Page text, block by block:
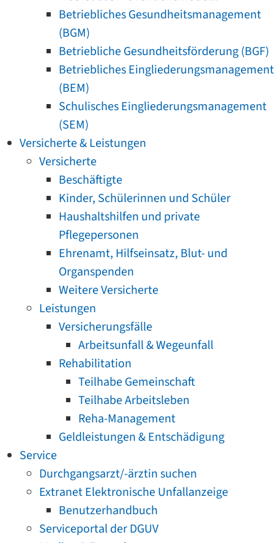
Betriebliches Gesundheitsmanagement
(BGM)
Betriebliche Gesundheitsförderung (BGF)
Betriebliches Eingliederungsmanagement
(BEM)
Schulisches Eingliederungsmanagement
(SEM)
Versicherte & Leistungen
Versicherte
Beschäftigte
Kinder, Schülerinnen und Schüler
Haushaltshilfen und private
Pflegepersonen
Ehrenamt, Hilfseinsatz, Blut- und
Organspenden
Weitere Versicherte
Leistungen
Versicherungsfälle
Arbeitsunfall & Wegeunfall
Rehabilitation
Teilhabe Gemeinschaft
Teilhabe Arbeitsleben
Reha-Management
Geldleistungen & Entschädigung
Service
Durchgangsarzt/-ärztin suchen
Extranet Elektronische Unfallanzeige
Benutzerhandbuch
Serviceportal der DGUV